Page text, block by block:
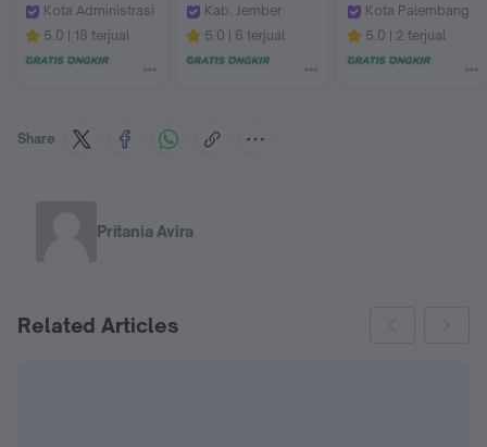
Kota Administrasi Jakarta Timur
Apotek Era Farma by GoApotik
5.0 18 terjual
Kab. Jember
Apotek Sahabat 2 Puger
5.0 6 terjual
Kota Palembang
Apotek Jitu
5.0 2 terjual
Share
Pritania Avira
Related Articles